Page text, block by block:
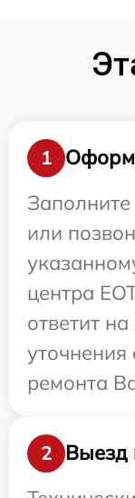
1
или
центра
ответит
уточнения
ремонта
2
Выезд